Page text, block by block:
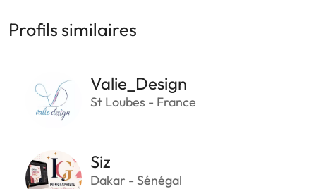
Profils similaires
Valie_Design
St Loubes - France
Siz
Dakar - Sénégal